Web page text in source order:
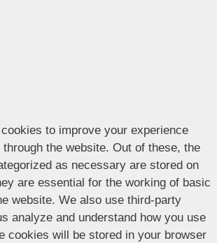
to improve your experience
the website. Out of these, the
as necessary are stored on
are essential for the working of basic
website. We also use third-party
analyze and understand how you use
cookies will be stored in your browser